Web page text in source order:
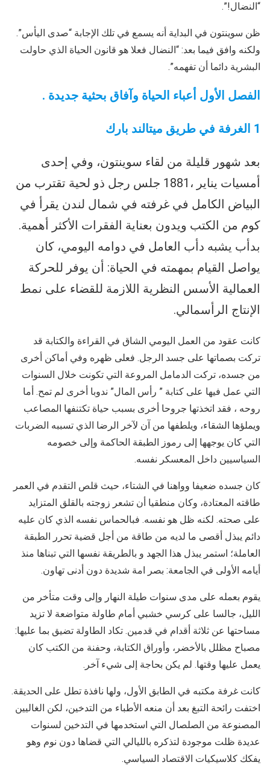
“النضال!”.
ظن سوينتون في البداية أنه يسمع في تلك الإجابة “صدى اليأس”.
ولكنه وافق فيما بعد: “النضال فعلا هو قانون الحياة الذي حاولت
البشرية دائما أن تفهمه”.
الفصل الأول أعباء الحياة وآفاق بحثية جديدة .
1 الغرفة في طريق ميتالند بارك
بعد شهور قليلة من لقاء سوينتون، وفي إحدى
أمسيات يناير ،1881 جلس رجل ذو لحية تقترب من
البياض الكامل في غرفته في شمال لندن يقرأ في
كوم من الكتب ويدون بعناية الفقرات الأكثر أهمية.
بدأب يشبه دأب العامل في دوامه اليومي، كان
يواصل القيام بمهمته في الحياة: أن يوفر للحركة
العمالية الأسس النظرية اللازمة للقضاء على نمط
الإنتاج الرأسمالي.
كانت عقود من العمل اليومي الشاق في القراءة والكتابة قد
تركت بصماتها على جسد الرجل. فعلى ظهره وفي أماكن أخرى
من جسده، تركت الدمامل المروعة التي تكونت خلال السنوات
التي عمل فيها على كتابة ” رأس المال” ندوبا أخرى لم تمح. أما
روحه ، فقد اتخذتها جروحا أخرى بسبب حياة تكتنفها المصاعب
ويملؤها الشقاء، ويلطفها من آن لآخر الرضا الذي تسببه الضربات
التي كان يوجهها إلى رموز الطبقة الحاكمة وإلى خصومه
السياسيين داخل المعسكر نفسه.
كان جسده ضعيفا وواهنا في الشتاء، حيث قلص التقدم في العمر
طاقته المعتادة، وكان منطقيا أن تشعر زوجته بالقلق المتزايد
على صحته. لكنه ظل هو نفسه. فبالحماس نفسه الذي كان عليه
دائم يبذل أقصى ما لديه من طاقة من أجل قضية تحرر الطبقة
العاملة؛ استمر يبذل هذا الجهد و بالطريقة نفسها التي تبناها منذ
أيامه الأولى في الجامعة: بصر امة شديدة دون أدنى تهاون.
يقوم بعمله على مدى سنوات طيلة النهار وإلى وقت متأخر من
الليل، جالسا على كرسي خشبي أمام طاولة متواضعة لا تزيد
مساحتها عن ثلاثة أقدام في قدمين. تكاد الطاولة تضيق بما عليها:
مصباح مظلل بالأخضر، وأوراق الكتابة، وحفنة من الكتب كان
يعمل عليها وقتها. لم يكن بحاجة إلى شيء آخر.
كانت غرفة مكتبه في الطابق الأول، ولها نافذة تطل على الحديقة.
اختفت رائحة التبغ بعد أن منعه الأطباء من التدخين، لكن الغاليين
المصنوعة من الصلصال التي استخدمها في التدخين لسنوات
عديدة ظلت موجودة لتذكره بالليالي التي قضاها دون نوم وهو
يفكك كلاسيكيات الاقتصاد السياسي.